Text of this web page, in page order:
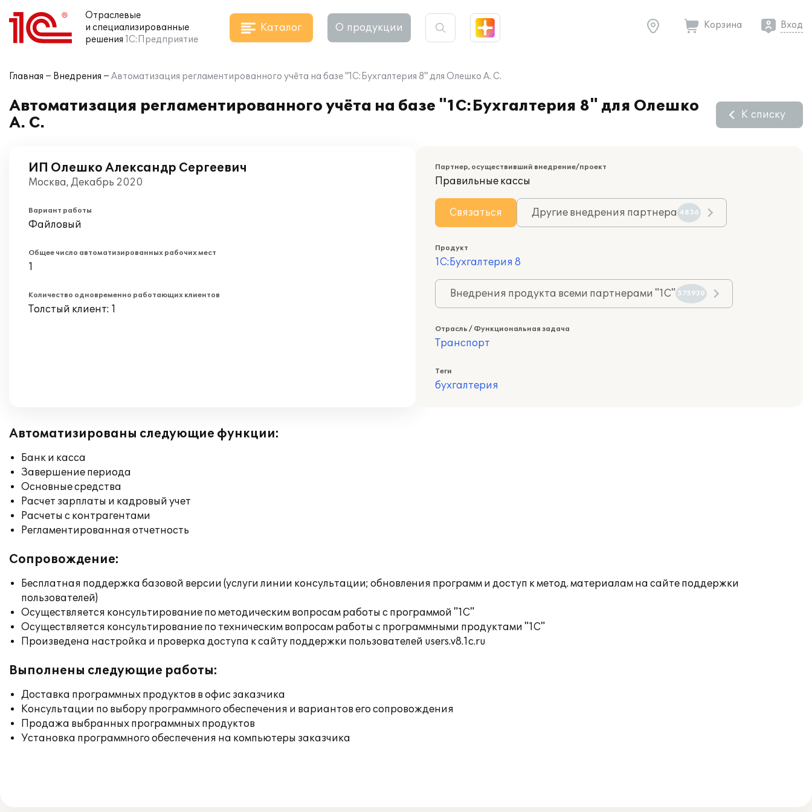
Отраслевые
и специализированные
решения 1С:Предприятие
Каталог О продукции Корзина Вход
Главная Внедрения Автоматизация регламентированного учёта на базе "1С:Бухгалтерия 8" для Олешко А. С.
Автоматизация регламентированного учёта на базе "1С:Бухгалтерия 8" для Олешко
А. С.
К списку
ИП Олешко Александр Сергеевич
Москва, Декабрь 2020
Вариант работы
Файловый
Общее число автоматизированных рабочих мест
1
Количество одновременно работающих клиентов
Толстый клиент: 1
Партнер, осуществивший внедрение/проект
Правильные кассы
Связаться Другие внедрения партнера 4836
Продукт
1С:Бухгалтерия 8
Внедрения продукта всеми партнерами "1С" 575930
Отрасль / Функциональная задача
Транспорт
Теги
бухгалтерия
Автоматизированы следующие функции:
Банк и касса
Завершение периода
Основные средства
Расчет зарплаты и кадровый учет
Расчеты с контрагентами
Регламентированная отчетность
Сопровождение:
Бесплатная поддержка базовой версии (услуги линии консультации; обновления программ и доступ к метод. материалам на сайте поддержки
пользователей)
Осуществляется консультирование по методическим вопросам работы с программой "1С"
Осуществляется консультирование по техническим вопросам работы с программными продуктами "1С"
Произведена настройка и проверка доступа к сайту поддержки пользователей users.v8.1c.ru
Выполнены следующие работы:
Доставка программных продуктов в офис заказчика
Консультации по выбору программного обеспечения и вариантов его сопровождения
Продажа выбранных программных продуктов
Установка программного обеспечения на компьютеры заказчика